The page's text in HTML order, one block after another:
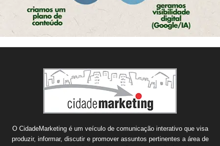
O CidadeMarketing é um veículo de comunicação interativo que visa
produzir, informar, discutir e promover assuntos pertinentes a área de